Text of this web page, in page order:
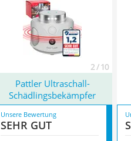
2 / 10
Pattler Ultraschall-
Schädlingsbekämpfer
Unsere Bewertung
SEHR GUT